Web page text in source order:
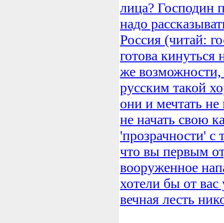
лица? Господин
надо
Россия (читай:
готова
же
русским такой
они и мечтать
не начать свою
'прозрачности' с
что вы первым
вооруженное
хотели бы от
вечная лесть